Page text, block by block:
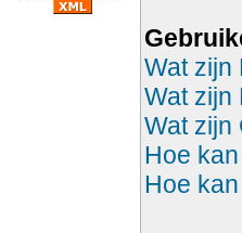
Wat zijn
Wat zijn
Wat zijn
Hoe
Hoe